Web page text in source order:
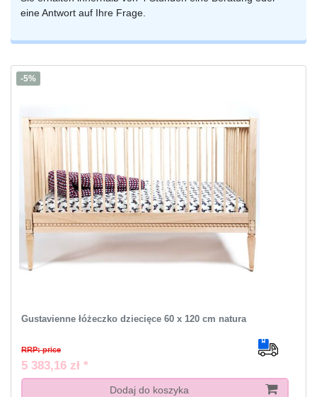
eine Antwort auf Ihre Frage.
-5%
Gustavienne łóżeczko dziecięce 60 x 120 cm natura
RRP: price
5 383,16 zł *
Dodaj do koszyka